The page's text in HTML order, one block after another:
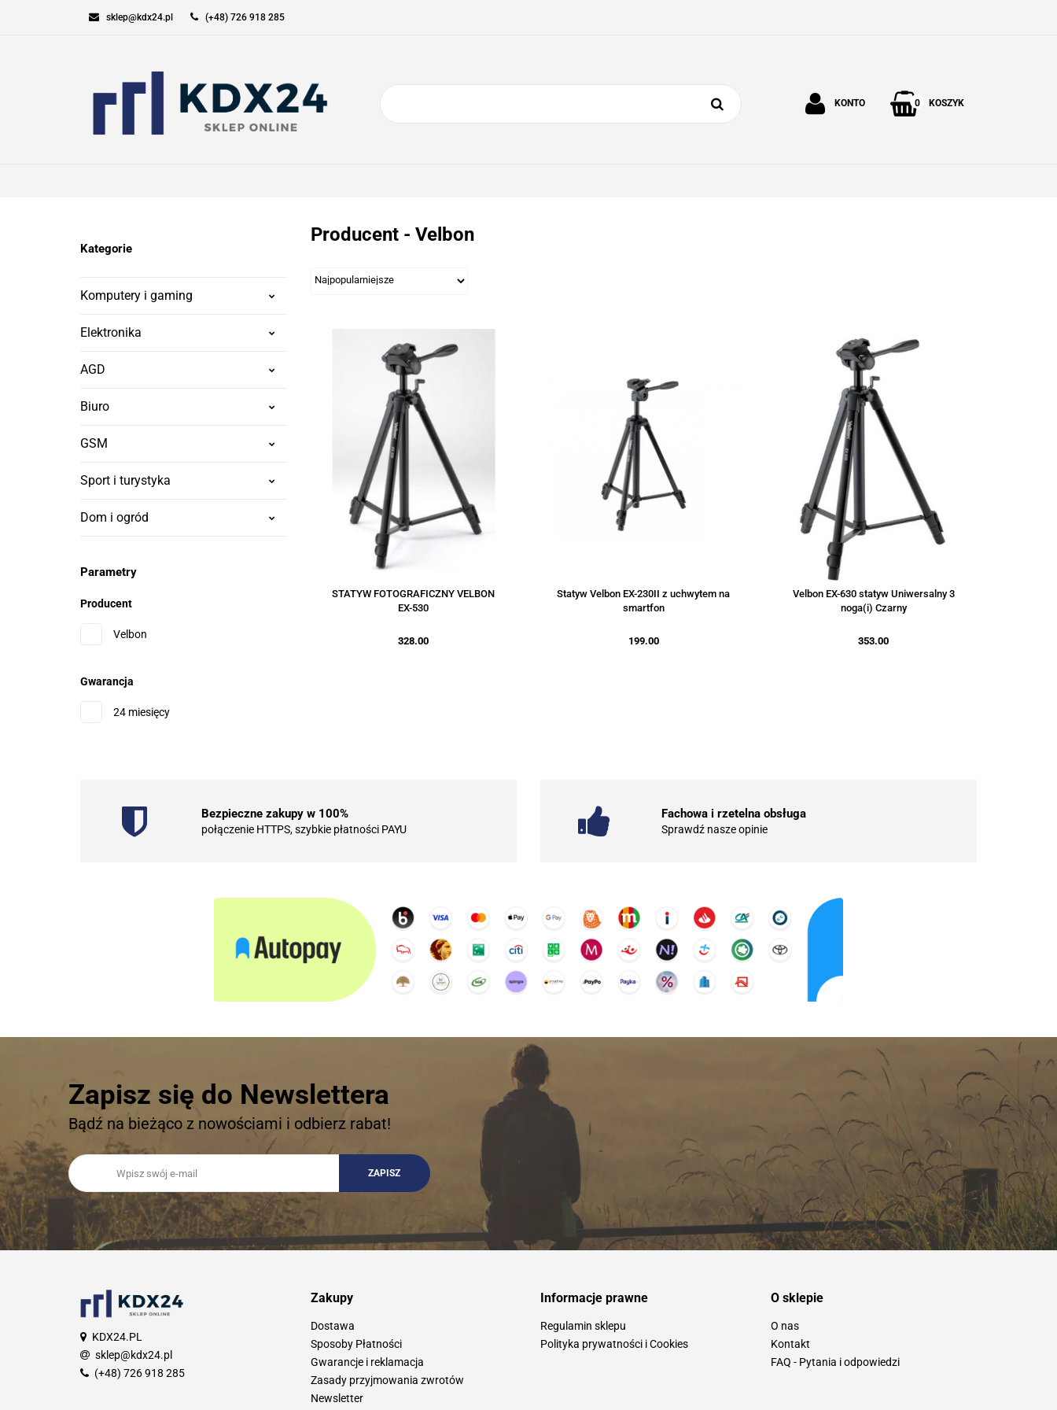
sklep@kdx24.pl (+48) 726 918 285
KONTO 0 KOSZYK
KOMPUTERY I GAMING
Kategorie
Komputery i gaming
Elektronika
AGD
Biuro
GSM
Sport i turystyka
Dom i ogród
Parametry
Producent
Velbon
Gwarancja
24 miesięcy
Producent - Velbon
STATYW FOTOGRAFICZNY VELBON
EX-530
328.00
Statyw Velbon EX-230II z uchwytem na
smartfon
199.00
Velbon EX-630 statyw Uniwersalny 3
noga(i) Czarny
353.00
Bezpieczne zakupy w 100%
połączenie HTTPS, szybkie płatności PAYU
Fachowa i rzetelna obsługa
Sprawdź nasze opinie
Zapisz się do Newslettera
Bądź na bieżąco z nowościami i odbierz rabat!
KDX24.PL
sklep@kdx24.pl
(+48) 726 918 285
Zakupy
Dostawa
Sposoby Płatności
Gwarancje i reklamacja
Zasady przyjmowania zwrotów
Newsletter
Informacje prawne
Regulamin sklepu
Polityka prywatności i Cookies
O sklepie
O nas
Kontakt
FAQ - Pytania i odpowiedzi